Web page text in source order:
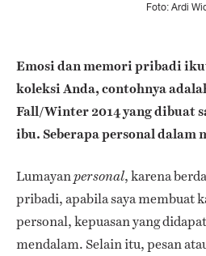
Foto: Ardi
Emosi dan memori pribadi
koleksi Anda, contohnya
Fall/Winter 2014 yang dibuat
ibu. Seberapa personal dalam
Lumayanpersonal, karena
pribadi, apabila saya membuat
personal, kepuasan yang
mendalam. Selain itu, pesan